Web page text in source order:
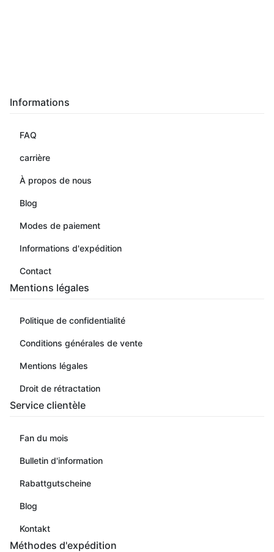
Informations
FAQ
carrière
À propos de nous
Blog
Modes de paiement
Informations d'expédition
Contact
Mentions légales
Politique de confidentialité
Conditions générales de vente
Mentions légales
Droit de rétractation
Service clientèle
Fan du mois
Bulletin d'information
Rabattgutscheine
Blog
Kontakt
Méthodes d'expédition